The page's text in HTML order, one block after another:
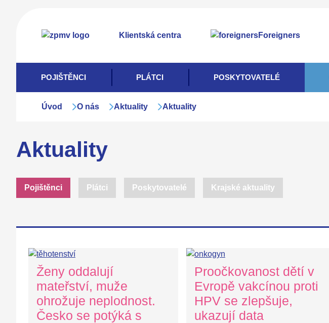
Klientská centra Foreigners
POJIŠTĚNCI PLÁTCI POSKYTOVATELÉ
Úvod O nás Aktuality Aktuality
Aktuality
Pojištěnci Plátci Poskytovatelé Krajské aktuality
Ženy oddalují
mateřství, muže
ohrožuje neplodnost.
Česko se potýká s
Proočkovanost dětí v
Evropě vakcínou proti
HPV se zlepšuje,
ukazují data